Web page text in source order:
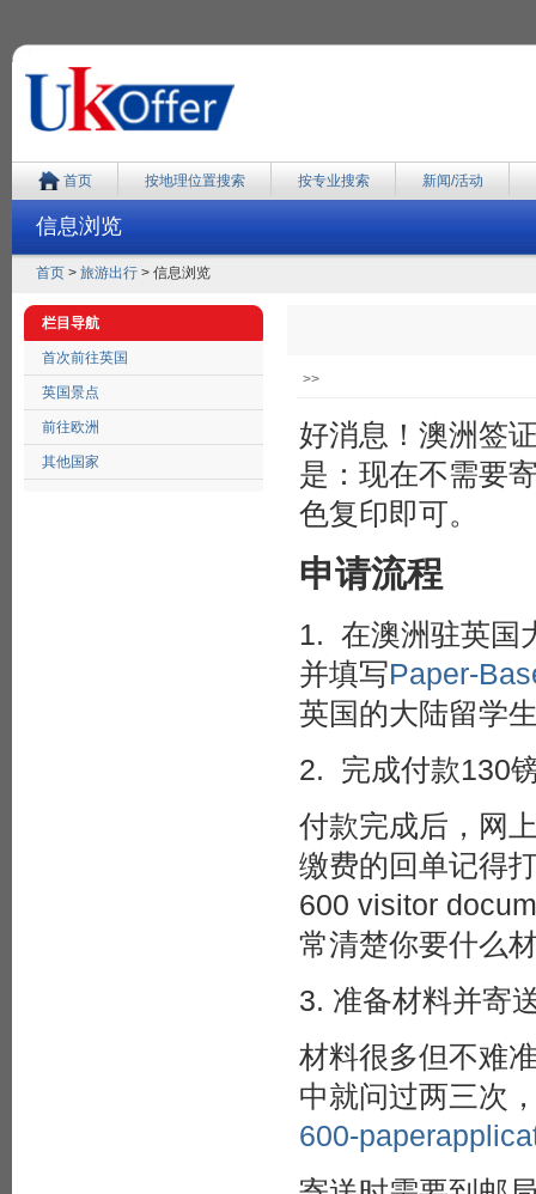
首页 按地理位置搜索 按专业搜索 新闻/活动
信息浏览
首页 > 旅游出行 > 信息浏览
栏目导航
首次前往英国
英国景点
前往欧洲
其他国家
>>
好消息！澳洲签
是：现在不需要
色复印即可。
申请流程
1. 在澳洲驻英国
并填写Paper-
英国的大陆留学
2. 完成付款130
付款完成后，网
缴费的回单记得
600 visitor
常清楚你要什么
3. 准备材料并寄
材料很多但不难
中就问过两三次
600-